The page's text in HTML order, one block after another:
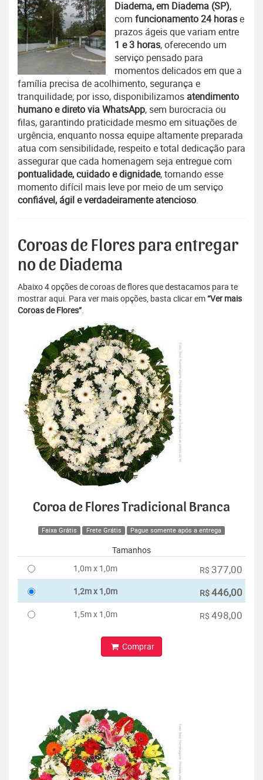
Diadema, em Diadema (SP),
com funcionamento 24 horase
prazos ágeis que variam entre
1 e 3 horas, oferecendo um
serviço pensado para
momentos delicados em que a
família precisa de acolhimento, segurança e
tranquilidade; por isso, disponibilizamos atendimento
humano e direto via WhatsApp, sem burocracia ou
filas, garantindo praticidade mesmo em situações de
urgência, enquanto nossa equipe altamente preparada
atua com sensibilidade, respeito e total dedicação para
assegurar que cada homenagem seja entregue com
pontualidade, cuidado e dignidade, tornando esse
momento difícil mais leve por meio de um serviço
confiável, ágil e verdadeiramente atencioso.
Coroas de Flores para entregar
no de Diadema
Abaixo 4 opções de coroas de flores que destacamos para te
mostrar aqui. Para ver mais opções, basta clicar em“Ver mais
Coroas de Flores”.
Coroa de Flores Tradicional Branca
Faixa Grátis Frete Grátis Pague somente após a entrega
Tamanhos
1,0m x 1,0m
R$ 377,00
1,2m x 1,0m R$446,00
1,5m x 1,0m R$ 498,00
Comprar